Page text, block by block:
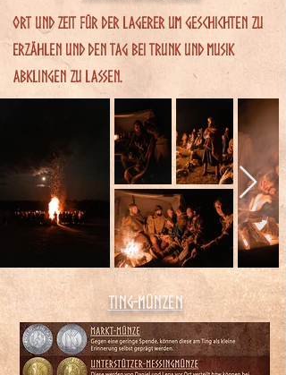
ort und Zeit für der Lagerer um geschichten zu
erzählen und den tag bei trunk und musik
abklingen zu lassen.
Ting-Münzen